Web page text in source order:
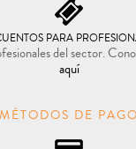
PARA
del sector.
aquí
MÉTODOS DE PAGO